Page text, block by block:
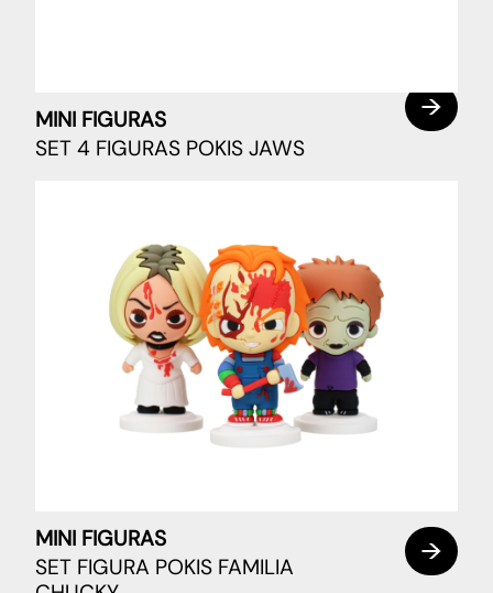
MINI FIGURAS
SET 4 FIGURAS POKIS JAWS
MINI FIGURAS
SET FIGURA POKIS FAMILIA